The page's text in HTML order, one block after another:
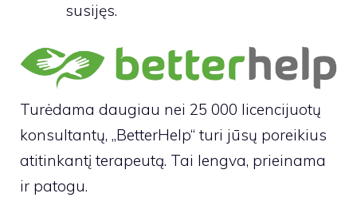
susijęs.
Turėdama daugiau nei 25 000 licencijuotų
konsultantų, „BetterHelp“ turi jūsų poreikius
atitinkantį terapeutą. Tai lengva, prieinama
ir patogu.